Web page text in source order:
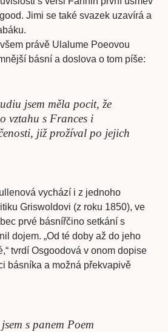
Jimi se také svazek uzavírá a
právě Ulalume Poeovou
básní a doslova o tom píše:
jsem měla pocit, že
vztahu s Frances i
již prožíval po jejich
vychází i z jednoho
Griswoldovi (z roku 1850), ve
prvé básnířčino setkání s
dojem. „Od té doby až do jeho
tvrdí Osgoodová v onom dopise
básníka a možná překvapivě
s panem Poem